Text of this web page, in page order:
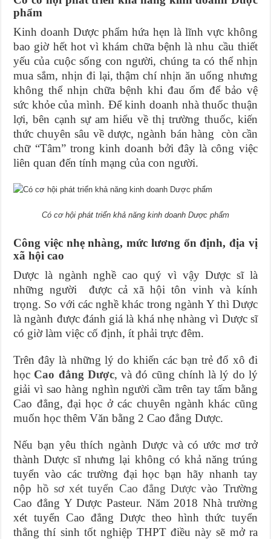
phẩm
Kinh doanh Dược phẩm hứa hẹn là lĩnh vực không
bao giờ hết hot vì khám chữa bệnh là nhu cầu thiết
yếu của cuộc sống con người, chúng ta có thể nhịn
mua sắm, nhịn đi lại, thậm chí nhịn ăn uống nhưng
không thể nhịn chữa bệnh khi đau ốm để bảo vệ
sức khỏe của mình. Để kinh doanh nhà thuốc thuận
lợi, bên cạnh sự am hiểu về thị trường thuốc, kiến
thức chuyên sâu về dược, ngành bán hàng còn cần
chữ “Tâm” trong kinh doanh bởi đây là công việc
liên quan đến tính mạng của con người.
Có cơ hội phát triển khả năng kinh doanh Dược phẩm
Công việc nhẹ nhàng, mức lương ổn định, địa vị
xã hội cao
Dược là ngành nghề cao quý vì vậy Dược sĩ là
những người được cả xã hội tôn vinh và kính
trọng. So với các nghề khác trong ngành Y thì Dược
là ngành được đánh giá là khá nhẹ nhàng vì Dược sĩ
có giờ làm việc cố định, ít phải trực đêm.
Trên đây là những lý do khiến các bạn trẻ đổ xô đi
học Cao đẳng Dược, và đó cũng chính là lý do lý
giải vì sao hàng nghìn người cầm trên tay tấm bằng
Cao đẳng, đại học ở các chuyên ngành khác cũng
muốn học thêm Văn bằng 2 Cao đẳng Dược.
Nếu bạn yêu thích ngành Dược và có ước mơ trở
thành Dược sĩ nhưng lại không có khả năng trúng
tuyển vào các trường đại học bạn hãy nhanh tay
nộp hồ sơ xét tuyển Cao đẳng Dược vào Trường
Cao đẳng Y Dược Pasteur. Năm 2018 Nhà trường
xét tuyển Cao đẳng Dược theo hình thức tuyển
thẳng thí sinh tốt nghiệp THPT điều này sẽ mở ra